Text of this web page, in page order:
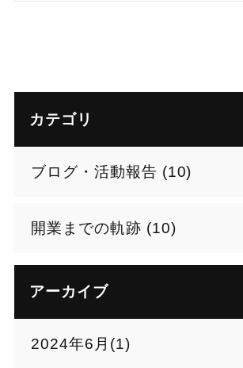
カテゴリ
ブログ・活動報告 (10)
開業までの軌跡 (10)
アーカイブ
2024年6月(1)